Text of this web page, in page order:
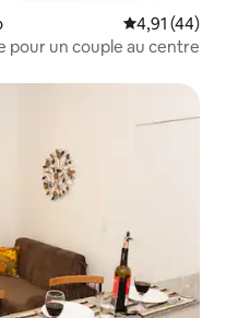
Note
4,91 (44)
pour un couple au centre